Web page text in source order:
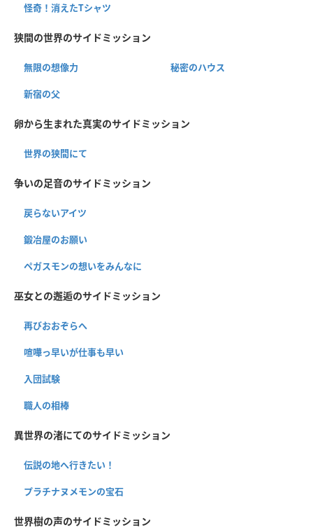
怪奇！消えたTシャツ
狭間の世界のサイドミッション
無限の想像力 秘密のハウス
新宿の父
卵から生まれた真実のサイドミッション
世界の狭間にて
争いの足音のサイドミッション
戻らないアイツ
鍛冶屋のお願い
ペガスモンの想いをみんなに
巫女との邂逅のサイドミッション
再びおおぞらへ
喧嘩っ早いが仕事も早い
入団試験
職人の相棒
異世界の渚にてのサイドミッション
伝説の地へ行きたい！
プラチナヌメモンの宝石
世界樹の声のサイドミッション